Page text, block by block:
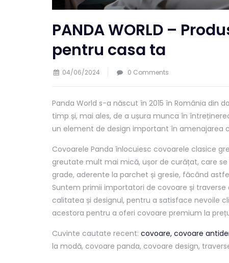
PANDA WORLD –
pentru casa ta
04/06/2024 0 Comments
Panda World s-a născut în 2015 în România din
timp și, mai ales, de a ușura munca în
un element de design important în amenajarea
Covoarele Panda înlocuiesc covoarele clasice
greutate mult mai mică, ușor de curățat, care
grade, aderente la parchet și gresie, făcând
Suntem primii importatori de covoare și
calitatea și designul, pentru a satisface nevoile
acestora pentru a oferi covoare premium la
Cuvinte cautate recent: covoare, covoare
la modă, covoare panda, covoare design,